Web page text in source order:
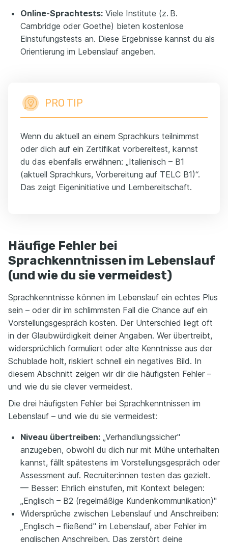
Online-Sprachtests: Viele Institute (z. B.
Cambridge oder Goethe) bieten kostenlose
Einstufungstests an. Diese Ergebnisse kannst du als
Orientierung im Lebenslauf angeben.
PRO TIP
Wenn du aktuell an einem Sprachkurs teilnimmst
oder dich auf ein Zertifikat vorbereitest, kannst
du das ebenfalls erwähnen: „Italienisch – B1
(aktuell Sprachkurs, Vorbereitung auf TELC B1)“.
Das zeigt Eigeninitiative und Lernbereitschaft.
Häufige Fehler bei
Sprachkenntnissen im Lebenslauf
(und wie du sie vermeidest)
Sprachkenntnisse können im Lebenslauf ein echtes Plus
sein – oder dir im schlimmsten Fall die Chance auf ein
Vorstellungsgespräch kosten. Der Unterschied liegt oft
in der Glaubwürdigkeit deiner Angaben. Wer übertreibt,
widersprüchlich formuliert oder alte Kenntnisse aus der
Schublade holt, riskiert schnell ein negatives Bild. In
diesem Abschnitt zeigen wir dir die häufigsten Fehler –
und wie du sie clever vermeidest.
Die drei häufigsten Fehler bei Sprachkenntnissen im
Lebenslauf – und wie du sie vermeidest:
Niveau übertreiben: „Verhandlungssicher"
anzugeben, obwohl du dich nur mit Mühe unterhalten
kannst, fällt spätestens im Vorstellungsgespräch oder
Assessment auf. Recruiter:innen testen das gezielt.
— Besser: Ehrlich einstufen, mit Kontext belegen:
„Englisch – B2 (regelmäßige Kundenkommunikation)"
Widersprüche zwischen Lebenslauf und Anschreiben:
„Englisch – fließend" im Lebenslauf, aber Fehler im
englischen Anschreiben. Das zerstört deine